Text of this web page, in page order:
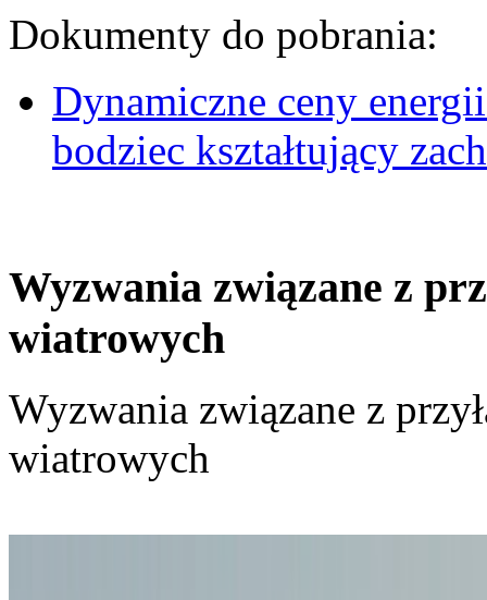
Dokumenty do pobrania:
Dynamiczne ceny
bodziec kształtujący
Wyzwania związane z
wiatrowych
Wyzwania związane z
wiatrowych